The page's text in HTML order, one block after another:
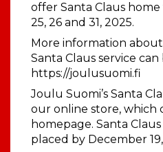
offer Santa Claus
25, 26 and 31, 2025.
More information
Santa Claus service
https://joulusuomi.fi
Joulu Suomi’s Santa
our online store, which
homepage. Santa
placed by December